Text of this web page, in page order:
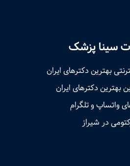
سینا پزشک
بهترین دکترهای ایران
بهترین دکترهای ایران
واتساپ و تلگرام
در شیراز